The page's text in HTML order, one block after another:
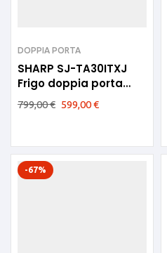
DOPPIA PORTA
SHARP SJ-TA30ITXJ
Frigo doppia porta
60cm Inox F NoFrost
799,00€ 599,00€
-67%